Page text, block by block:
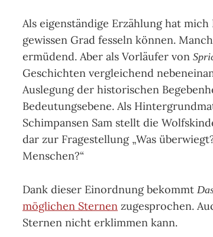
Als eigenständige Erzählung hat mich
gewissen Grad fesseln können.
ermüdend. Aber als Vorläufer von
Geschichten vergleichend
Auslegung der historischen
Bedeutungsebene. Als
Schimpansen Sam stellt die
dar zur Fragestellung „Was
Menschen?“
Dank dieser Einordnung bekommt
möglichen Sternen zugesprochen.
Sternen nicht erklimmen kann.